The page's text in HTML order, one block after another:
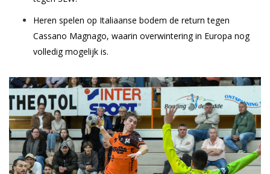
Heren spelen op Italiaanse bodem de return tegen
Cassano Magnago, waarin overwintering in Europa nog
volledig mogelijk is.